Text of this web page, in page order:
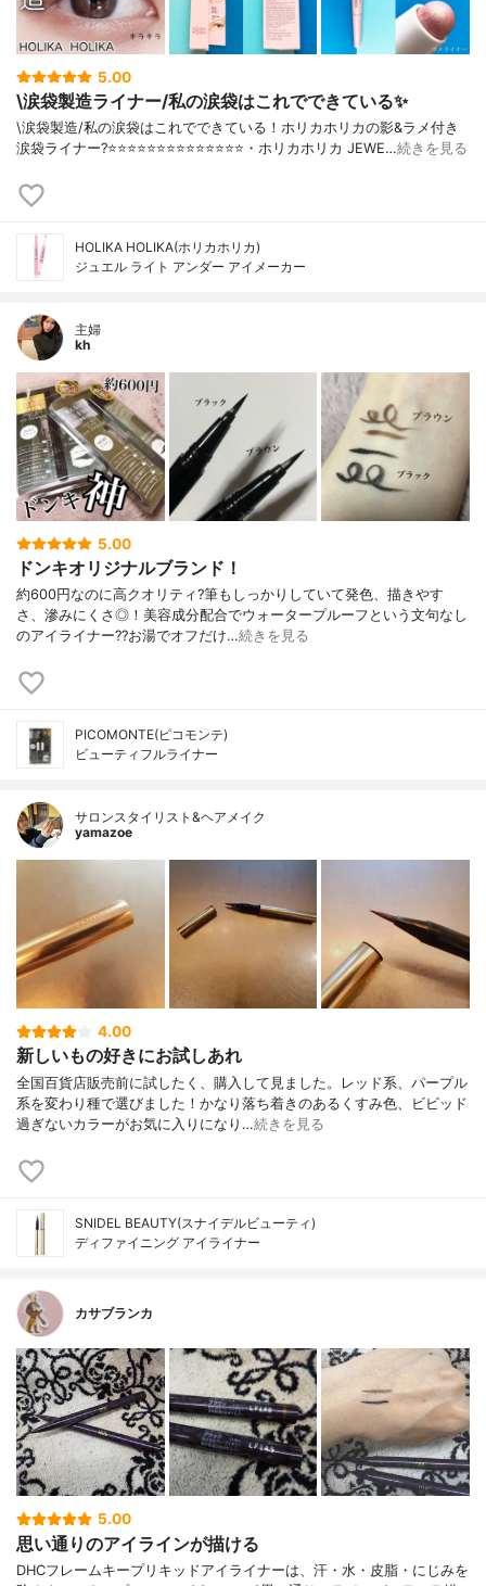
5.00
\涙袋製造ライナー/私の涙袋はこれでできている✨
\涙袋製造/私の涙袋はこれでできている！ホリカホリカの影&ラメ付き
涙袋ライナー?⭐️⭐️⭐️⭐️⭐️⭐️⭐️⭐️⭐️⭐️⭐️⭐️⭐️⭐️・ホリカホリカ JEWE…続きを見る
HOLIKA HOLIKA(ホリカホリカ)
ジュエル ライト アンダー アイメーカー
主婦
kh
5.00
ドンキオリジナルブランド！
約600円なのに高クオリティ?筆もしっかりしていて発色、描きやす
さ、滲みにくさ◎！美容成分配合でウォータープルーフという文句なし
のアイライナー??お湯でオフだけ…続きを見る
PICOMONTE(ピコモンテ)
ビューティフルライナー
サロンスタイリスト&ヘアメイク
yamazoe
4.00
新しいもの好きにお試しあれ
全国百貨店販売前に試したく、購入して見ました。レッド系、パープル
系を変わり種で選びました！かなり落ち着きのあるくすみ色、ビビッド
過ぎないカラーがお気に入りになり…続きを見る
SNIDEL BEAUTY(スナイデルビューティ)
ディファイニング アイライナー
カサブランカ
5.00
思い通りのアイラインが描ける
DHCフレームキープリキッドアイライナーは、汗・水・皮脂・にじみを